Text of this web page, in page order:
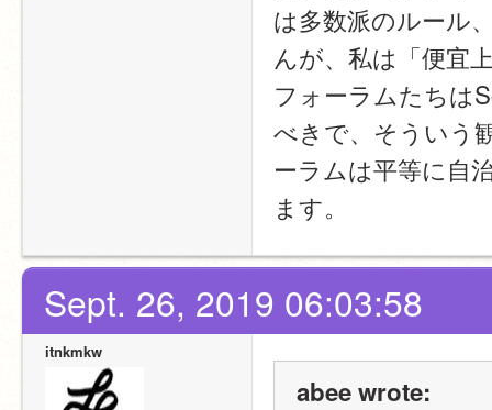
は多数派のルール
んが、私は「便宜
フォーラムたちは
べきで、そういう
ーラムは平等に自
ます。
Sept. 26, 2019 06:03:58
itnkmkw
abee wrote: